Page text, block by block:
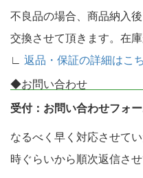
不良品の場合、商品納入
交換させて頂きます。在
∟ 返品・保証の詳細はこ
◆お問い合わせ
受付：お問い合わせフォ
なるべく早く対応させて
時ぐらいから順次返信さ